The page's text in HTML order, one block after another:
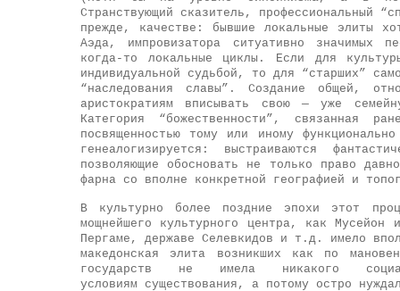
Странствующий сказитель, профессиональный
прежде, качестве: бывшие локальные элиты
Аэда, импровизатора ситуативно значимых
когда-то локальные циклы. Если для
индивидуальной судьбой, то для “старших”
“наследования славы”. Создание общей,
аристократиям вписывать свою — уже
Категория “божественности”, связанная
посвященностью тому или иному
генеалогизируется: выстраиваются
позволяющие обосновать не только право
фарна со вполне конкретной географией и
В культурно более поздние эпохи этот
мощнейшего культурного центра, как Мусейон
Пергаме, державе Селевкидов и т.д. имело
македонская элита возникших как по
государств не имела никакого
условиям существования, а потому остро